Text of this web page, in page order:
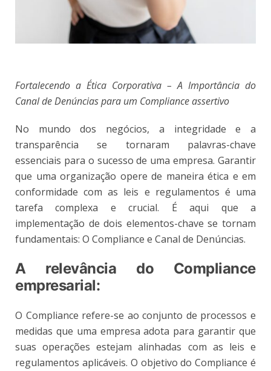
Fortalecendo a Ética Corporativa – A Importância do
Canal de Denúncias para um Compliance assertivo
No mundo dos negócios, a integridade e a
transparência se tornaram palavras-chave
essenciais para o sucesso de uma empresa. Garantir
que uma organização opere de maneira ética e em
conformidade com as leis e regulamentos é uma
tarefa complexa e crucial. É aqui que a
implementação de dois elementos-chave se tornam
fundamentais: O Compliance e Canal de Denúncias.
A relevância do Compliance
empresarial:
O Compliance refere-se ao conjunto de processos e
medidas que uma empresa adota para garantir que
suas operações estejam alinhadas com as leis e
regulamentos aplicáveis. O objetivo do Compliance é